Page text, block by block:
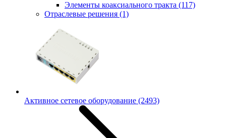
Элементы коаксиального тракта (117)
Отраслевые решения (1)
Активное сетевое оборудование (2493)